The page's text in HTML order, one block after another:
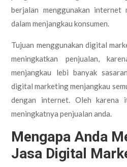
berjalan menggunakan internet
dalam menjangkau konsumen.
Tujuan menggunakan digital
meningkatkan penjualan,
menjangkau lebi banyak
digital marketing menjangkau
dengan internet. Oleh karena
meningkatnya penjualan anda.
Mengapa Anda
Jasa Digital